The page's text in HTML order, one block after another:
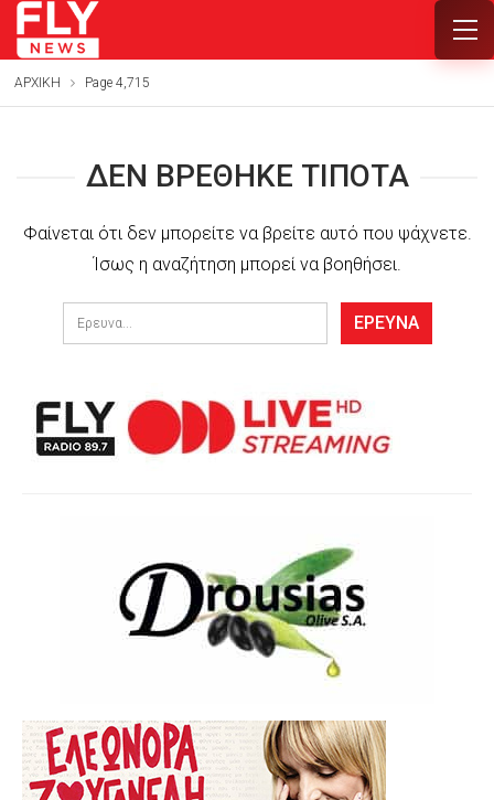
ΑΡΧΙΚΗ Page 4,715
ΔΕΝ ΒΡΈΘΗΚΕ ΤΊΠΟΤΑ
Φαίνεται ότι δεν μπορείτε να βρείτε αυτό που ψάχνετε.
Ίσως η αναζήτηση μπορεί να βοηθήσει.